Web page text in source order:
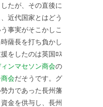
たが、その直後に
近代国家とはどう
事実がそこかしこ
薩長を打ち負かし
をしたのは英国ﾛｽ
ンマセソン商会の
会だそうです。グ
力であった長州藩
金を供与し、長州